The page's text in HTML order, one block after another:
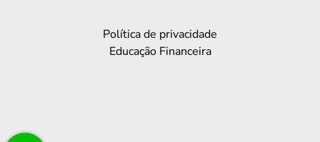
Política de privacidade
Educação Financeira